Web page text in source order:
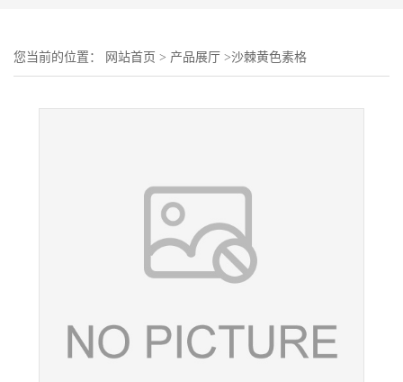
您当前的位置： 网站首页 > 产品展厅 >沙棘黄色素格